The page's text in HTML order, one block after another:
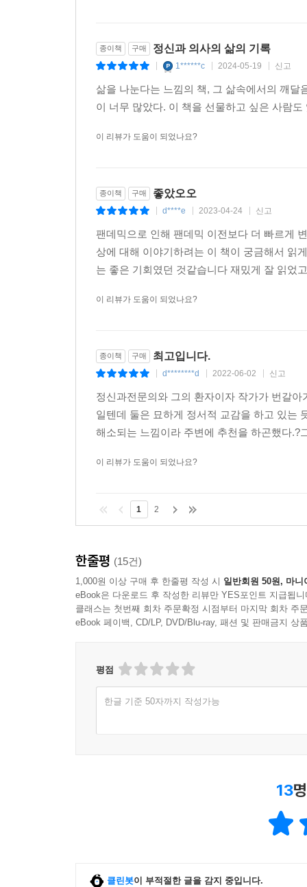
종이책 구매 정신과 의사의 삶의 기록
1******c 2024-05-19 신고
삶을 나눈다는 느낌의 책, 그 삶속에서의 깨
이 너무 많았다. 이 책을 선물하고 싶은 사람
이 리뷰가 도움이 되었나요?
종이책 구매 좋았오오
d****e 2023-04-24 신고
팬데믹으로 인해 팬데믹 이전보다 더 빠르게
상에 대해 이야기하려는 이 책이 궁금해서 읽
는 좋은 기회였던 것같습니다 재밌게 잘 읽었
이 리뷰가 도움이 되었나요?
종이책 구매 최고입니다.
d********d 2022-06-02 신고
정신과전문의와 그의 환자이자 작가가 번갈
일텐데 둘은 묘하게 정서적 교감을 하고 있는
해소되는 느낌이라 주변에 추천을 하곤했다
이 리뷰가 도움이 되었나요?
1 2
한줄평 (15건)
1,000원 이상 구매 후 한줄평 작성 시 일반회원 50원, 마니
eBook은 다운로드 후 작성한 리뷰만 YES포인트 지급됩니
클래스는 첫번째 회차 주문확정 시점부터 마지막 회차 주
eBook 페이백, CD/LP, DVD/Blu-ray, 패션 및 판매금지 상
평점
한글 기준 50자까지 작성가능
13
클린봇이 부적절한 글을 감지 중입니다.